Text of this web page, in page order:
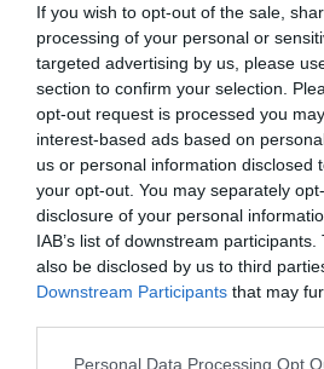
If you wish to opt-out of the sale,
processing of your personal or
targeted advertising by us, please
section to confirm your selection.
opt-out request is processed you
interest-based ads based on
us or personal information disclosed
your opt-out. You may separately
disclosure of your personal
IAB’s list of downstream
also be disclosed by us to third
Downstream Participants that may
Please note that this website/app
Personal Data Processing Opt
Célzottan az alkohol vagy drog hatása
állapotban volán mögé ülő embereket
MTI
Országos ellenőrzést tart a rendőrség az
között - tudatta a Országos Rendőr-
Kommunikációs Szolgálata kedden a
Azt írták, hogy az Európai